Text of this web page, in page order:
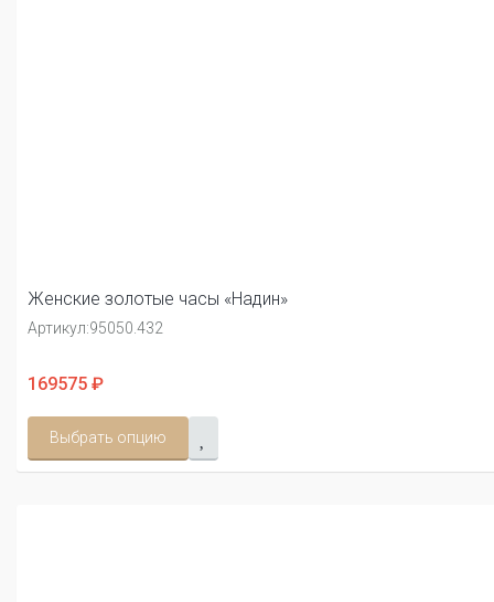
Женские золотые часы «Надин»
Артикул:95050.432
169575 ₽
Выбрать опцию